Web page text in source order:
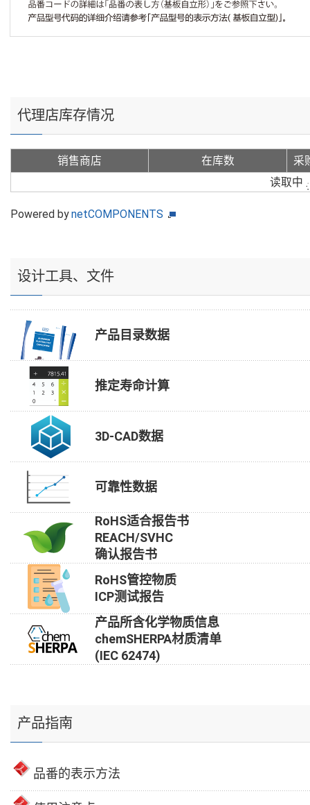
代理店库存情况
销售商店 在库数
采
读取中
Powered bynetCOMPONENTS
设计工具、文件
产品目录数据
推定寿命计算
3D-CAD数据
可靠性数据
RoHS适合报告书
REACH/SVHC
确认报告书
RoHS管控物质
ICP测试报告
产品所含化学物质信息
chemSHERPA材质清单
(IEC 62474)
产品指南
品番的表示方法